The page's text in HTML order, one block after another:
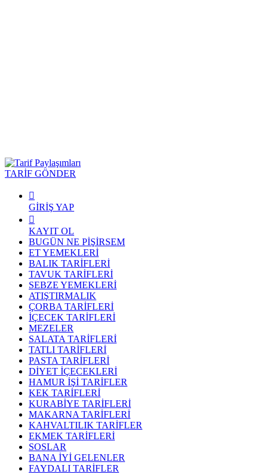
TARİF GÖNDER
GİRİŞ YAP
KAYIT OL
BUGÜN NE PİŞİRSEM
ET YEMEKLERİ
BALIK TARİFLERİ
TAVUK TARİFLERİ
SEBZE YEMEKLERİ
ATIŞTIRMALIK
ÇORBA TARİFLERİ
İÇECEK TARİFLERİ
MEZELER
SALATA TARİFLERİ
TATLI TARİFLERİ
PASTA TARİFLERİ
DİYET İÇECEKLERİ
HAMUR İŞİ TARİFLER
KEK TARİFLERİ
KURABİYE TARİFLERİ
MAKARNA TARİFLERİ
KAHVALTILIK TARİFLER
EKMEK TARİFLERİ
SOSLAR
BANA İYİ GELENLER
FAYDALI TARİFLER